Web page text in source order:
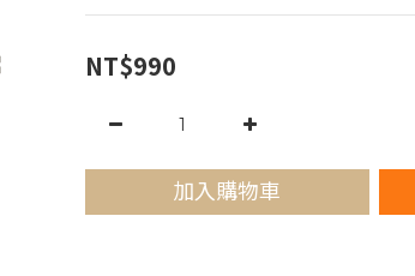
NT$990
加入購物車